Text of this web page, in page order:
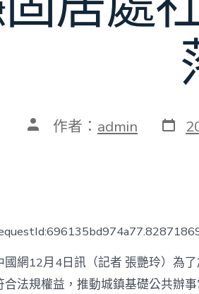
文 作者： admin 發
表
國網12月4日訊（記者 張艷玲）為
合法規權益，推動城鎮基礎公共辦